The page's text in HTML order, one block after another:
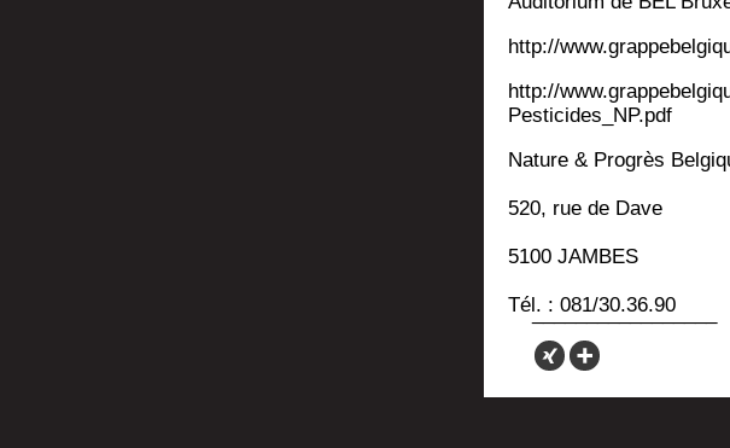
http://
http://
Pesticides_NP.pdf
Nature & Pro­grès
520, rue de Dave
5100 JAMBES
Tél. : 081/30.36.90